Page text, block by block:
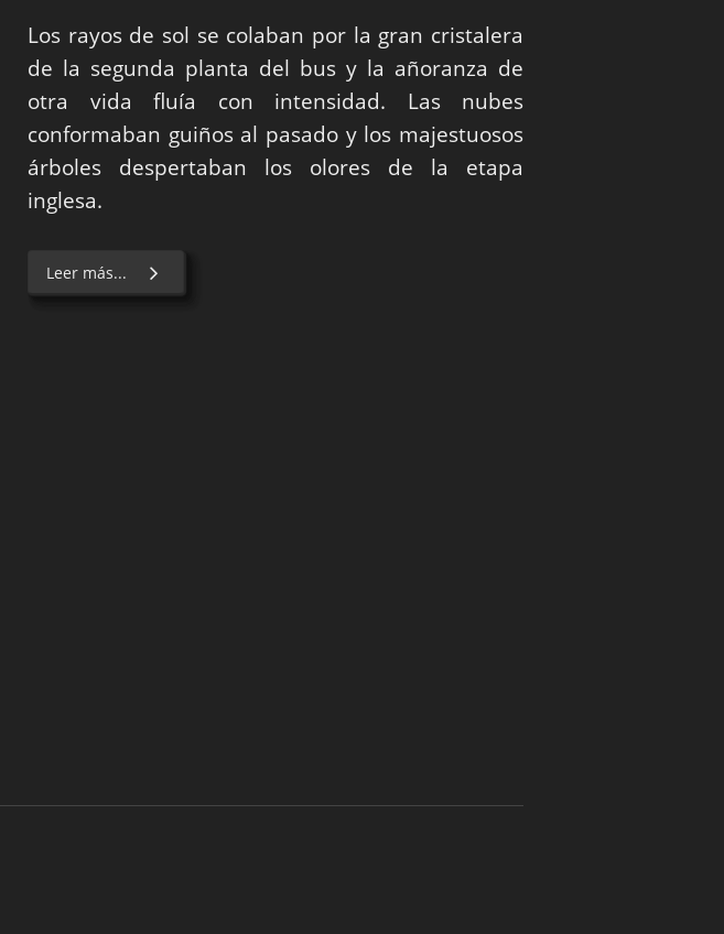
Los rayos de sol se colaban por la gran cristalera
de la segunda planta del bus y la añoranza de
otra vida fluía con intensidad. Las nubes
conformaban guiños al pasado y los majestuosos
árboles despertaban los olores de la etapa
inglesa.
Leer más...